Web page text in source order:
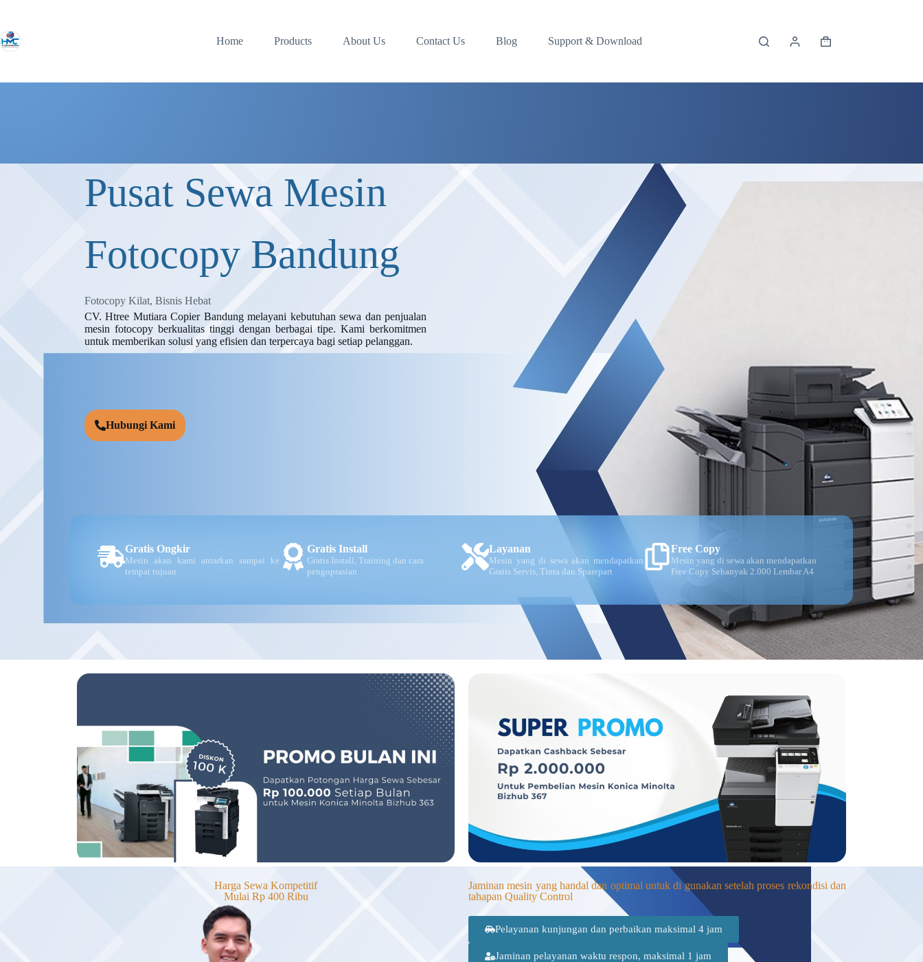
Home Products About Us Contact Us Blog Support & Download
Pusat Sewa Mesin
Fotocopy Bandung
Fotocopy Kilat, Bisnis Hebat
CV. Htree Mutiara Copier Bandung melayani kebutuhan sewa dan penjualan
mesin fotocopy berkualitas tinggi dengan berbagai tipe. Kami berkomitmen
untuk memberikan solusi yang efisien dan terpercaya bagi setiap pelanggan.
Hubungi Kami
Gratis Ongkir
Mesin akan kami antarkan sampai ke
tempat tujuan
Gratis Install
Gratis Install, Training dan cara
pengoprasian
Layanan
Mesin yang di sewa akan mendapatkan
Gratis Servis, Tinta dan Sparepart
Free Copy
Mesin yang di sewa akan mendapatkan
Free Copy Sebanyak 2.000 Lembar A4
Harga Sewa Kompetitif
Mulai Rp 400 Ribu
Jaminan mesin yang handal dan optimal untuk di gunakan setelah proses rekondisi dan
tahapan Quality Control
Pelayanan kunjungan dan perbaikan maksimal 4 jam
Jaminan pelayanan waktu respon, maksimal 1 jam